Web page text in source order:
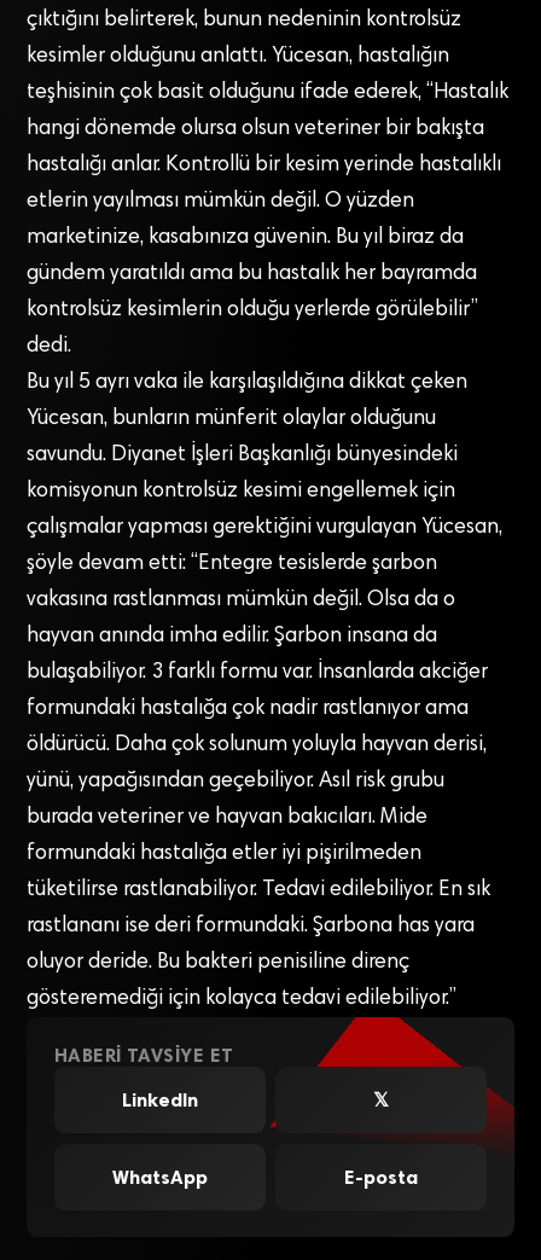
çıktığını belirterek, bunun nedeninin kontrolsüz
kesimler olduğunu anlattı. Yücesan, hastalığın
teşhisinin çok basit olduğunu ifade ederek, “Hastalık
hangi dönemde olursa olsun veteriner bir bakışta
hastalığı anlar. Kontrollü bir kesim yerinde hastalıklı
etlerin yayılması mümkün değil. O yüzden
marketinize, kasabınıza güvenin. Bu yıl biraz da
gündem yaratıldı ama bu hastalık her bayramda
kontrolsüz kesimlerin olduğu yerlerde görülebilir”
dedi.
Bu yıl 5 ayrı vaka ile karşılaşıldığına dikkat çeken
Yücesan, bunların münferit olaylar olduğunu
savundu. Diyanet İşleri Başkanlığı bünyesindeki
komisyonun kontrolsüz kesimi engellemek için
çalışmalar yapması gerektiğini vurgulayan Yücesan,
şöyle devam etti: “Entegre tesislerde şarbon
vakasına rastlanması mümkün değil. Olsa da o
hayvan anında imha edilir. Şarbon insana da
bulaşabiliyor. 3 farklı formu var. İnsanlarda akciğer
formundaki hastalığa çok nadir rastlanıyor ama
öldürücü. Daha çok solunum yoluyla hayvan derisi,
yünü, yapağısından geçebiliyor. Asıl risk grubu
burada veteriner ve hayvan bakıcıları. Mide
formundaki hastalığa etler iyi pişirilmeden
tüketilirse rastlanabiliyor. Tedavi edilebiliyor. En sık
rastlananı ise deri formundaki. Şarbona has yara
oluyor deride. Bu bakteri penisiline direnç
gösteremediği için kolayca tedavi edilebiliyor.”
HABERI TAVSIYE ET
LinkedIn
𝕏
WhatsApp E-posta